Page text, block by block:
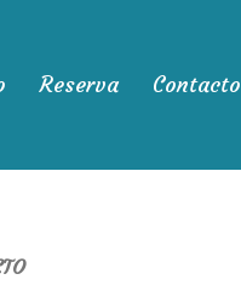
Reserva Contacto